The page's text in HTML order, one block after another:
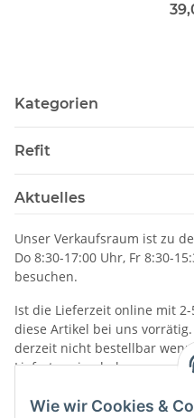
Wie wir Cookies &
Kategorien
Refit
Aktuelles
Unser Verkaufsraum ist zu
Do 8:30-17:00 Uhr, Fr 8:30-
besuchen.
Ist die Lieferzeit online mit
diese Artikel bei uns
derzeit nicht bestellbar
Liefertermine haben.
Informationen